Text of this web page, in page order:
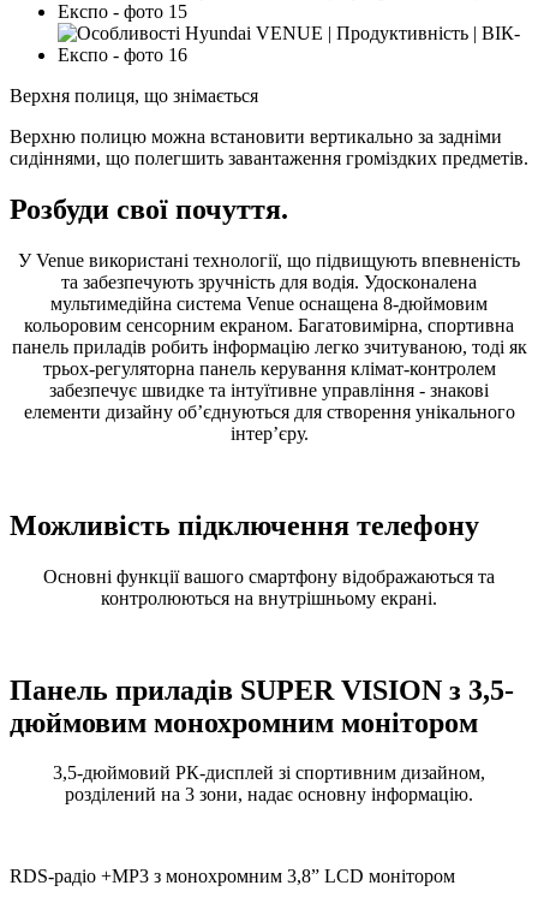
Верхня полиця, що знімається
Верхню полицю можна встановити вертикально за задніми
сидіннями, що полегшить завантаження громіздких предметів.
Розбуди свої почуття.
У Venue використані технології, що підвищують впевненість
та забезпечують зручність для водія. Удосконалена
мультимедійна система Venue оснащена 8-дюймовим
кольоровим сенсорним екраном. Багатовимірна, спортивна
панель приладів робить інформацію легко зчитуваною, тоді як
трьох-регуляторна панель керування клімат-контролем
забезпечує швидке та інтуїтивне управління - знакові
елементи дизайну об’єднуються для створення унікального
інтер’єру.
Можливість підключення телефону
Основні функції вашого смартфону відображаються та
контролюються на внутрішньому екрані.
Панель приладів SUPER VISION з 3,5-
дюймовим монохромним монітором
3,5-дюймовий РК-дисплей зі спортивним дизайном,
розділений на 3 зони, надає основну інформацію.
RDS-радіо +MP3 з монохромним 3,8” LCD монітором